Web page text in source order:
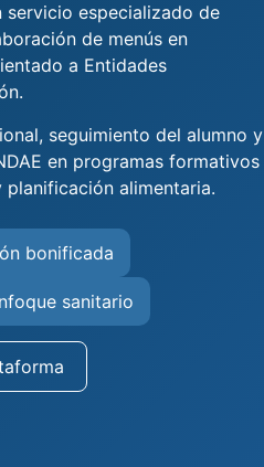
servicio especializado de
de menús en
a Entidades
seguimiento del alumno y
en programas formativos
alimentaria.
bonificada
sanitario